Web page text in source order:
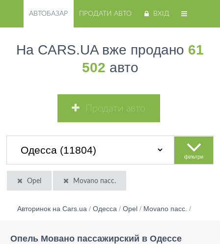
АВТОБАЗАР ПРОДАТИ АВТО ВХІД
На CARS.UA вже продано 61
502 авто
Продати авто
фільтри
Opel Movano пасс.
Авторинок на Cars.ua / Одесса / Opel / Movano пасс. /
Опель Мовано пассажирский в Одессе